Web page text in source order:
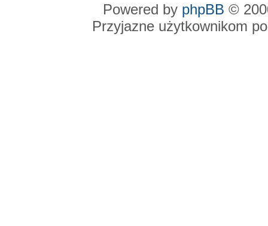
Powered by phpBB ©
Przyjazne użytkownikom